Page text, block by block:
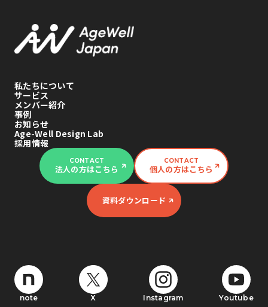
私たちについて
サービス
メンバー紹介
事例
お知らせ
Age-Well Design Lab
採用情報
CONTACT
法人の方はこちら
CONTACT
個人の方はこちら
資料ダウンロード
note X Instagram Youtube